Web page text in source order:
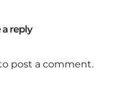
a reply
post a comment.